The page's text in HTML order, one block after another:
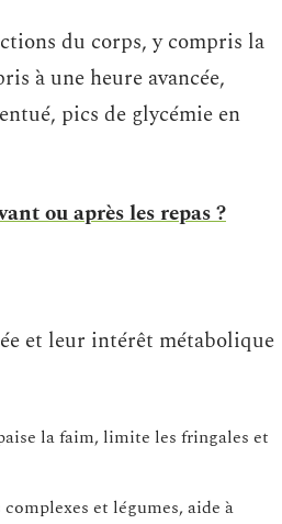
du corps, y compris la
à une heure avancée,
pics de glycémie en
ou après les repas ?
et leur intérêt métabolique
la faim, limite les fringales et
et légumes, aide à